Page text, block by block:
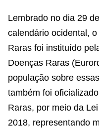
Lembrado no dia 29
calendário ocidental,
Raras foi instituído
Doenças Raras
população sobre
também foi
Raras, por meio da
2018, representando